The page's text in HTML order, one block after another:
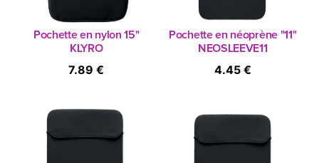
Pochette en nylon 15"
KLYRO
7.89 €
Pochette en néoprène "11"
NEOSLEEVE11
4.45 €